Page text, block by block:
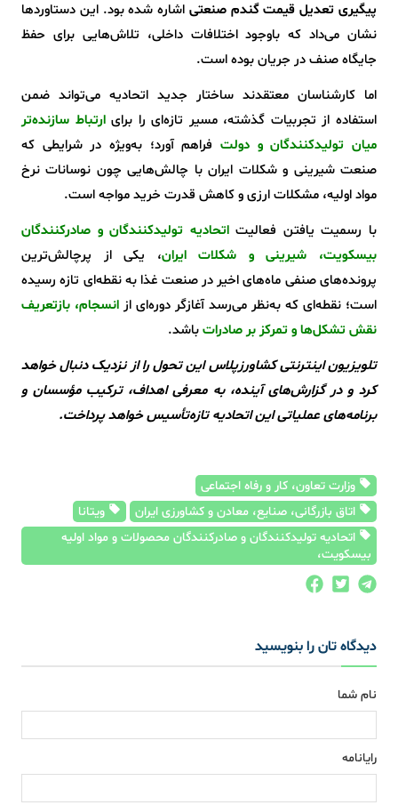
پیگیری تعدیل قیمت گندم صنعتی اشاره شده بود. این دستاوردها
نشان می‌داد که باوجود اختلافات داخلی، تلاش‌هایی برای حفظ
جایگاه صنف در جریان بوده است.
اما کارشناسان معتقدند ساختار جدید اتحادیه می‌تواند ضمن
استفاده از تجربیات گذشته، مسیر تازه‌ای را برایارتباط سازنده‌تر
میان تولیدکنندگان و دولت فراهم آورد؛ به‌ویژه در شرایطی که
صنعت شیرینی و شکلات ایران با چالش‌هایی چون نوسانات نرخ
مواد اولیه، مشکلات ارزی و کاهش قدرت خرید مواجه است.
با رسمیت یافتن فعالیتاتحادیه تولیدکنندگان و صادرکنندگان
بیسکویت، شیرینی و شکلات ایران، یکی از پرچالش‌ترین
پرونده‌های صنفی ماه‌های اخیر در صنعت غذا به نقطه‌ای تازه رسیده
است؛ نقطه‌ای که به‌نظر می‌رسد آغازگر دوره‌ای از انسجام، بازتعریف
نقش تشکل‌ها و تمرکز بر صادراتباشد.
تلویزیون اینترنتیکشاورزپلاساین تحول را از نزدیک دنبال خواهد
کرد و در گزارش‌های آینده، به معرفی اهداف، ترکیب مؤسسان و
برنامه‌های عملیاتی این اتحادیه تازه‌تأسیس خواهد پرداخت.
وزارت تعاون، کار و رفاه اجتماعی
اتاق بازرگانی، صنایع، معادن و کشاورزی ایران
ویتانا
اتحادیه تولیدکنندگان و صادرکنندگان محصولات و مواد اولیه
بیسکویت،
دیدگاه تان را بنویسید
نام شما
رایانامه